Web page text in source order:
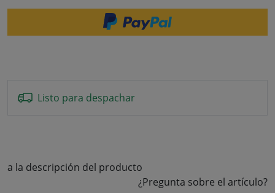
Listo para despachar
a la descripción del producto
¿Pregunta sobre el artículo?